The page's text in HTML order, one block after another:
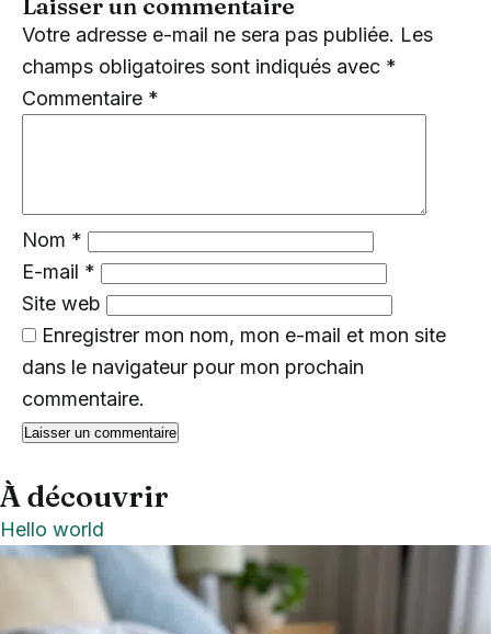
Laisser un commentaire
Votre adresse e-mail ne sera pas publiée. Les
champs obligatoires sont indiqués avec *
Commentaire *
Nom *
E-mail *
Site web
Enregistrer mon nom, mon e-mail et mon site
dans le navigateur pour mon prochain
commentaire.
À découvrir
Hello world